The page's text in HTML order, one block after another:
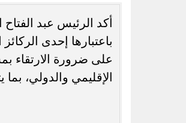
أكد الرئيس عبد
باعتبارها إحدى
على ضرورة الارتقاء
الإقليمي والدولي،
رسميًا.. جدول امتحانات الشهادة الإعدادية
الدور الثاني بالقاهرة 2026